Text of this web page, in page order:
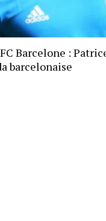
Barcelone :
barcelonaise